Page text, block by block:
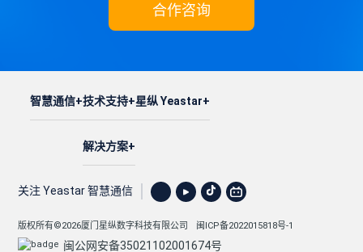
合作咨询
智慧通信 技术支持
解决方案
星纵 Yeastar
关注 Yeastar 智慧通信
版权所有©2026厦门星纵数字科技有限公司 闽ICP备2022015818号-1
闽公网安备35021102001674号